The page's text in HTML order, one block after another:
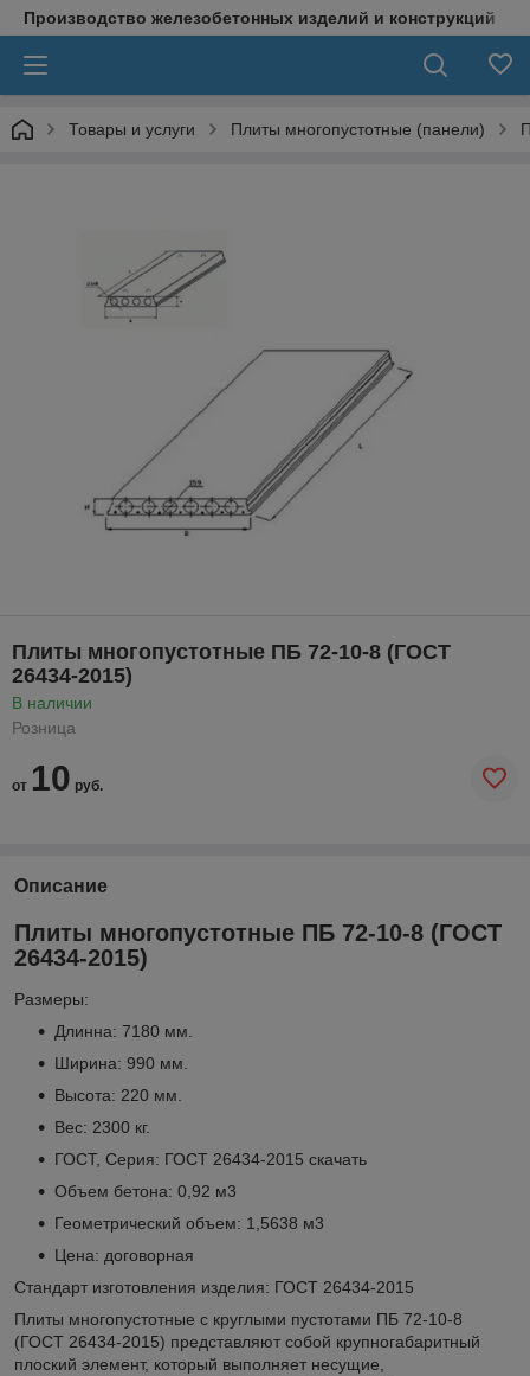
Производство железобетонных изделий и конструкций
Товары и услуги Плиты многопустотные (панели)
Плиты многопустотные ПБ 72-10-8 (ГОСТ
26434-2015)
В наличии
Розница
от 10 руб.
Описание
Плиты многопустотные ПБ 72-10-8 (ГОСТ
26434-2015)
Размеры:
Длинна: 7180 мм.
Ширина: 990 мм.
Высота: 220 мм.
Вес: 2300 кг.
ГОСТ, Серия: ГОСТ 26434-2015 скачать
Объем бетона: 0,92 м3
Геометрический объем: 1,5638 м3
Цена: договорная
Стандарт изготовления изделия: ГОСТ 26434-2015
Плиты многопустотные с круглыми пустотами ПБ 72-10-8
(ГОСТ 26434-2015) представляют собой крупногабаритный
плоский элемент, который выполняет несущие,